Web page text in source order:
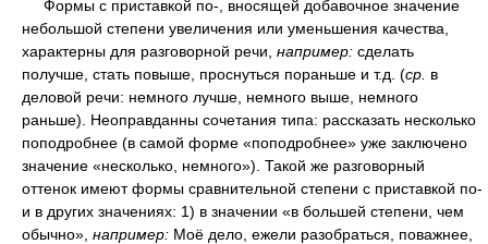
Формы с приставкой по-, вносящей добавочное значение
небольшой степени увеличения или уменьшения качества,
характерны для разговорной речи, например: сделать
получше, стать повыше, проснуться пораньше и т.д. (ср. в
деловой речи: немного лучше, немного выше, немного
раньше). Неоправданны сочетания типа: рассказать несколько
поподробнее (в самой форме «поподробнее» уже заключено
значение «несколько, немного»). Такой же разговорный
оттенок имеют формы сравнительной степени с приставкой по-
и в других значениях: 1) в значении «в большей степени, чем
обычно», например: Моё дело, ежели разобраться, поважнее,